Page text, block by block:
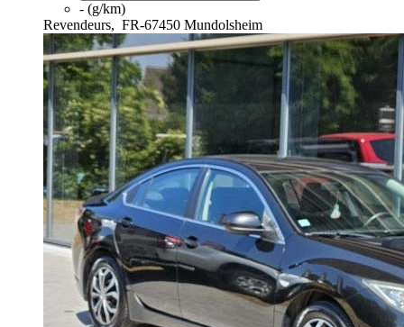
- (g/km)
Revendeurs, FR-67450 Mundolsheim